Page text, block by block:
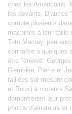
chez les Américains.
les devants. D'autres
compte plusieurs
machines à leur taille
Toto Marnay, peu
connaître à quelques
être "énervé"
D'emblée, Pierre et
taillées sur mesure
et Roux) à moteurs
démontrèrent leur
photos d'amateurs et